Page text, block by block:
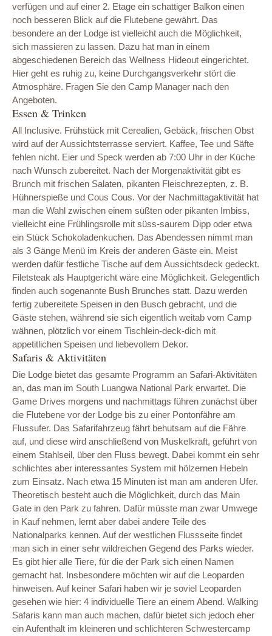
verfügen und auf einer 2. Etage ein schattiger Balkon einen
noch besseren Blick auf die Flutebene gewährt. Das
besondere an der Lodge ist vielleicht auch die Möglichkeit,
sich massieren zu lassen. Dazu hat man in einem
abgeschiedenen Bereich das Wellness Hideout eingerichtet.
Hier geht es ruhig zu, keine Durchgangsverkehr stört die
Atmosphäre. Fragen Sie den Camp Manager nach den
Angeboten.
Essen & Trinken
All Inclusive. Frühstück mit Cerealien, Gebäck, frischen Obst
wird auf der Aussichtsterrasse serviert. Kaffee, Tee und Säfte
fehlen nicht. Eier und Speck werden ab 7:00 Uhr in der Küche
nach Wunsch zubereitet. Nach der Morgenaktivität gibt es
Brunch mit frischen Salaten, pikanten Fleischrezepten, z. B.
Hühnerspieße und Cous Cous. Vor der Nachmittagaktivität hat
man die Wahl zwischen einem süßten oder pikanten Imbiss,
vielleicht eine Frühlingsrolle mit süss-saurem Dipp oder etwa
ein Stück Schokoladenkuchen. Das Abendessen nimmt man
als 3 Gänge Menü im Kreis der anderen Gäste ein. Meist
werden dafür festliche Tische auf dem Aussichtsdeck gedeckt.
Filetsteak als Hauptgericht wäre eine Möglichkeit. Gelegentlich
finden auch sogenannte Bush Brunches statt. Dazu werden
fertig zubereitete Speisen in den Busch gebracht, und die
Gäste stehen, während sie sich eigentlich weitab vom Camp
wähnen, plötzlich vor einem Tischlein-deck-dich mit
appetitlichen Speisen und liebevollem Dekor.
Safaris & Aktivitäten
Die Lodge bietet das gesamte Programm an Safari-Aktivitäten
an, das man im South Luangwa National Park erwartet. Die
Game Drives morgens und nachmittags führen zunächst über
die Flutebene vor der Lodge bis zu einer Pontonfähre am
Flussufer. Das Safarifahrzeug fährt behutsam auf die Fähre
auf, und diese wird anschließend von Muskelkraft, geführt von
einem Stahlseil, über den Fluss bewegt. Dabei kommt ein sehr
schlichtes aber interessantes System mit hölzernen Hebeln
zum Einsatz. Nach etwa 15 Minuten ist man am anderen Ufer.
Theoretisch besteht auch die Möglichkeit, durch das Main
Gate in den Park zu fahren. Dafür müsste man zwar Umwege
in Kauf nehmen, lernt aber dabei andere Teile des
Nationalparks kennen. Auf der westlichen Flussseite findet
man sich in einer sehr wildreichen Gegend des Parks wieder.
Es gibt hier alle Tiere, für die der Park sich einen Namen
gemacht hat. Insbesondere möchten wir auf die Leoparden
hinweisen. Auf keiner Safari haben wir je soviel Leoparden
gesehen wie hier: 4 individuelle Tiere an einem Abend. Walking
Safaris kann man auch machen, dafür bietet sich jedoch eher
ein Aufenthalt im kleineren und schlichteren Schwestercamp